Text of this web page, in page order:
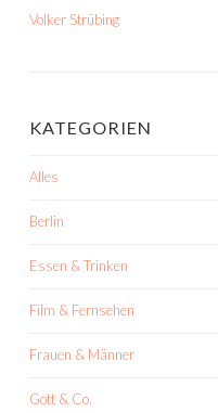
Volker Strübing
KATEGORIEN
Alles
Berlin
Essen & Trinken
Film & Fernsehen
Frauen & Männer
Gott & Co.